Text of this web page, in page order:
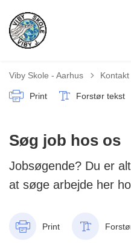
Viby Skole - Aarhus Tilbage til
Kontakt
Print Forstør tekst
Søg job hos os
Jobsøgende? Du er
at søge arbejde her
Print